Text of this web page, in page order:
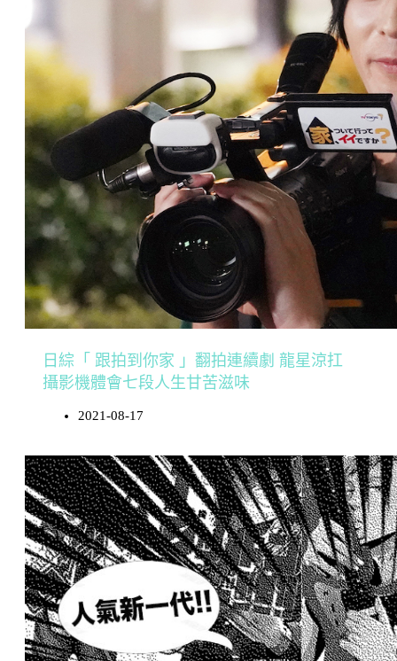
日綜「 跟拍到你家 」翻拍連續劇 龍星涼扛
攝影機體會七段人生甘苦滋味
2021-08-17